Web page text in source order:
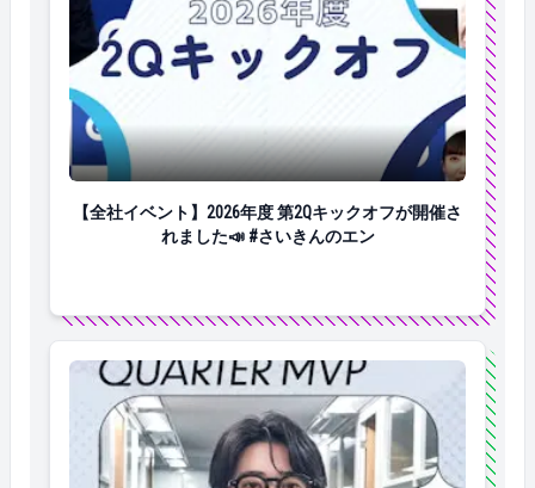
【全社イベント】2026年度 第2Qキックオフが開催さ
【全社イベント】2026年度 第2Qキックオフが開催さ
れました📣 #さいきんのエン